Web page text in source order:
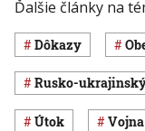
Ďalšie články na
dôkazy
rusko-
útok